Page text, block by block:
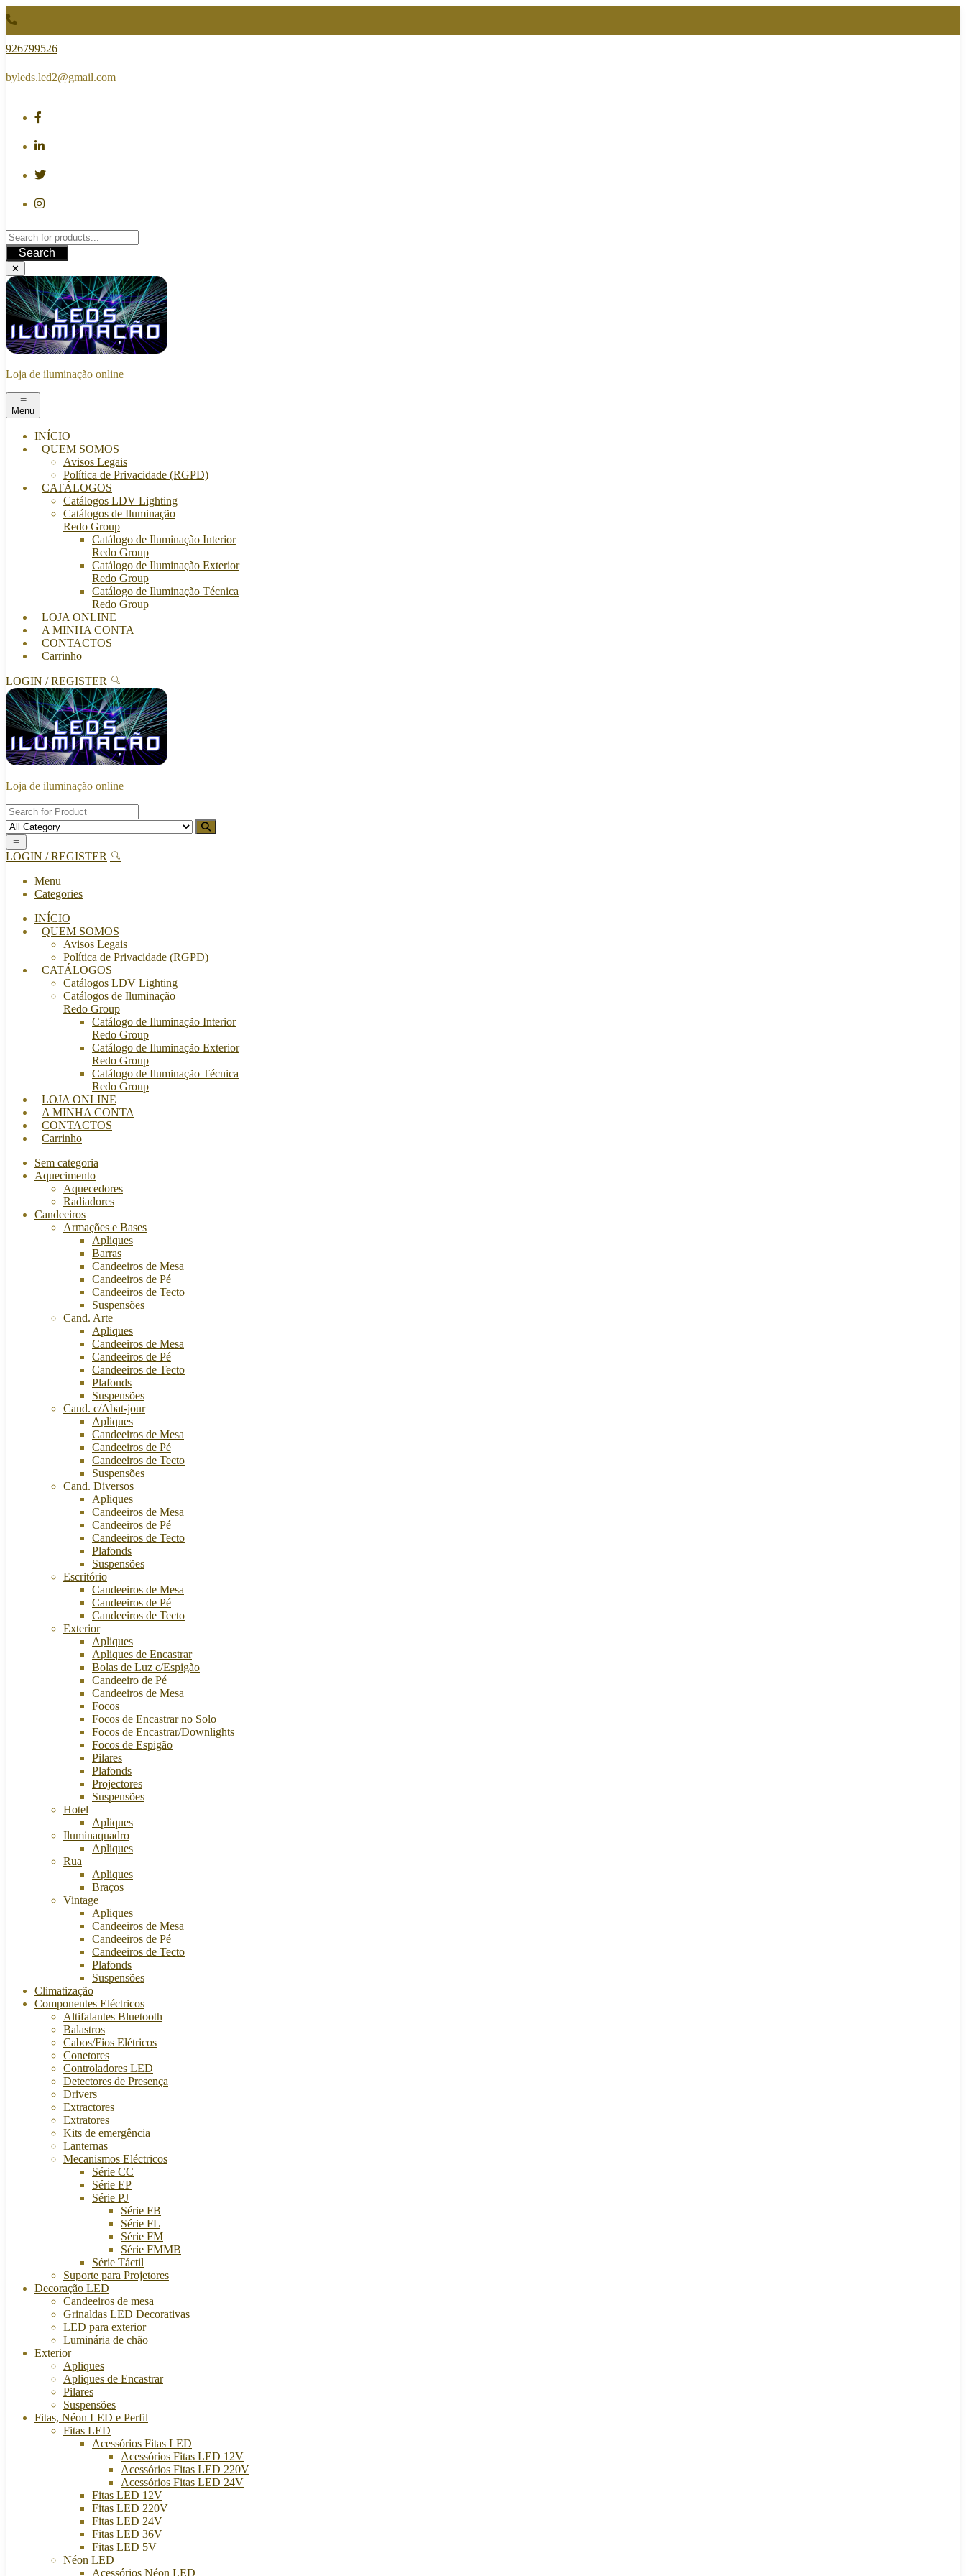
Skip
to
content
926799526
byleds.led2@gmail.com
Search
✕
Loja de iluminação online
Menu
INÍCIO
QUEM SOMOS
Avisos Legais
Política de Privacidade (RGPD)
CATÁLOGOS
Catálogos LDV Lighting
Catálogos de Iluminação
Redo Group
Catálogo de Iluminação Interior
Redo Group
Catálogo de Iluminação Exterior
Redo Group
Catálogo de Iluminação Técnica
Redo Group
LOJA ONLINE
A MINHA CONTA
CONTACTOS
Carrinho
LOGIN / REGISTER
Loja de iluminação online
LOGIN / REGISTER
Menu
Categories
INÍCIO
QUEM SOMOS
Avisos Legais
Política de Privacidade (RGPD)
CATÁLOGOS
Catálogos LDV Lighting
Catálogos de Iluminação
Redo Group
Catálogo de Iluminação Interior
Redo Group
Catálogo de Iluminação Exterior
Redo Group
Catálogo de Iluminação Técnica
Redo Group
LOJA ONLINE
A MINHA CONTA
CONTACTOS
Carrinho
Sem categoria
Aquecimento
Aquecedores
Radiadores
Candeeiros
Armações e Bases
Apliques
Barras
Candeeiros de Mesa
Candeeiros de Pé
Candeeiros de Tecto
Suspensões
Cand. Arte
Apliques
Candeeiros de Mesa
Candeeiros de Pé
Candeeiros de Tecto
Plafonds
Suspensões
Cand. c/Abat-jour
Apliques
Candeeiros de Mesa
Candeeiros de Pé
Candeeiros de Tecto
Suspensões
Cand. Diversos
Apliques
Candeeiros de Mesa
Candeeiros de Pé
Candeeiros de Tecto
Plafonds
Suspensões
Escritório
Candeeiros de Mesa
Candeeiros de Pé
Candeeiros de Tecto
Exterior
Apliques
Apliques de Encastrar
Bolas de Luz c/Espigão
Candeeiro de Pé
Candeeiros de Mesa
Focos
Focos de Encastrar no Solo
Focos de Encastrar/Downlights
Focos de Espigão
Pilares
Plafonds
Projectores
Suspensões
Hotel
Apliques
Iluminaquadro
Apliques
Rua
Apliques
Braços
Vintage
Apliques
Candeeiros de Mesa
Candeeiros de Pé
Candeeiros de Tecto
Plafonds
Suspensões
Climatização
Componentes Eléctricos
Altifalantes Bluetooth
Balastros
Cabos/Fios Elétricos
Conetores
Controladores LED
Detectores de Presença
Drivers
Extractores
Extratores
Kits de emergência
Lanternas
Mecanismos Eléctricos
Série CC
Série EP
Série PJ
Série FB
Série FL
Série FM
Série FMMB
Série Táctil
Suporte para Projetores
Decoração LED
Candeeiros de mesa
Grinaldas LED Decorativas
LED para exterior
Luminária de chão
Exterior
Apliques
Apliques de Encastrar
Pilares
Suspensões
Fitas, Néon LED e Perfil
Fitas LED
Acessórios Fitas LED
Acessórios Fitas LED 12V
Acessórios Fitas LED 220V
Acessórios Fitas LED 24V
Fitas LED 12V
Fitas LED 220V
Fitas LED 24V
Fitas LED 36V
Fitas LED 5V
Néon LED
Acessórios Néon LED